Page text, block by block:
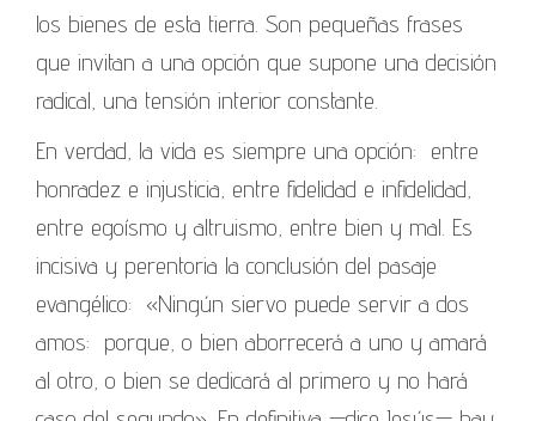
los bienes de esta tierra. Son pequeñas frases
que invitan a una opción que supone una decisión
radical, una tensión interior constante.
En verdad, la vida es siempre una opción: entre
honradez e injusticia, entre fidelidad e infidelidad,
entre egoísmo y altruismo, entre bien y mal. Es
incisiva y perentoria la conclusión del pasaje
evangélico: «Ningún siervo puede servir a dos
amos: porque, o bien aborrecerá a uno y amará
al otro, o bien se dedicará al primero y no hará